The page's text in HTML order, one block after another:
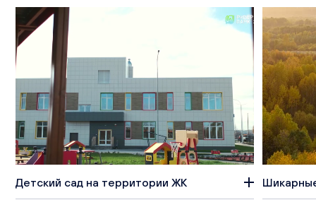
Детский сад на территории ЖК